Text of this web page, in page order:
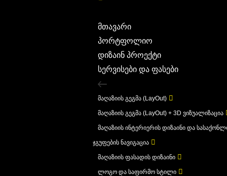
მთავარი
პორტფოლიო
დიზაინ პროექტი
სერვისები და ფასები
მაღაზიის გეგმა (LayOut)
მაღაზიის გეგმა (LayOut) + 3D ვიზუალიზაცია
მაღაზიის ინტერიერის დიზაინი და
ჯგუფების ნავიგაცია
მაღაზიის ფასადის დიზაინი
ლოგო და საფირმო სტილი